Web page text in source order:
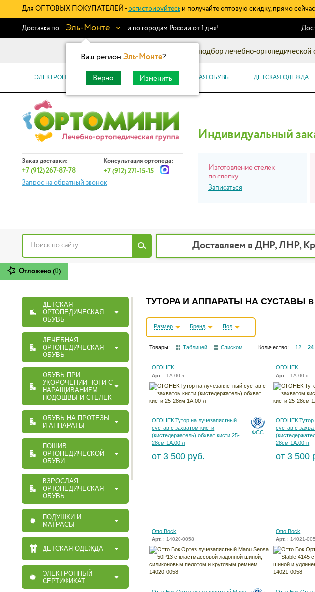
Для ОПТОВЫХ ПОКУПАТЕЛЕЙ - регистрируйтесь и получайте оптовую скидку, прямо
Доставка по Эль-Монте
Ваш регион Эль-Монте?
Верно Изменить
и по городам России от 1 дня!
Информационный каталог: подбор лечебно-
ЭЛЕКТРОННЫЕ СЕРТИФИКАТЫ ОРТОПЕДИЧЕСКАЯ ОБУВЬ ДЕТСКАЯ ОДЕЖДА
Заказ доставки:
+7 (912) 267-87-78
Консультация ортопеда:
+7 (912) 271-15-15
Запрос на обратный звонок
Индивидуальный
Изготовление стелек
по слепку
Записаться
Доставляем в ДНР, ЛНР,
Отложено (0)
ДЕТСКАЯ
ОРТОПЕДИЧЕСКАЯ
ОБУВЬ
ЛЕЧЕБНАЯ
ОРТОПЕДИЧЕСКАЯ
ОБУВЬ
ОБУВЬ ПРИ
УКОРОЧЕНИИ НОГИ С
НАРАЩИВАНИЕМ
ПОДОШВЫ И СТЕЛЕК
ОБУВЬ НА ПРОТЕЗЫ
И АППАРАТЫ
ПОШИВ
ОРТОПЕДИЧЕСКОЙ
ОБУВИ
ВЗРОСЛАЯ
ОРТОПЕДИЧЕСКАЯ
ОБУВЬ
ПОДУШКИ И
МАТРАСЫ
ДЕТСКАЯ ОДЕЖДА
ЭЛЕКТРОННЫЙ
СЕРТИФИКАТ
ТУТОРА И АППАРАТЫ НА СУСТАВЫ в
Размер Бренд Пол
Товары: Таблицей Списком Количество: 12 24
ОГОНЕК
Арт. : 1А.00-л
ФСС
ОГОНЕК Тутор на лучезапястный
сустав с захватом кисти
(кистедержатель) обхват кисти 25-
28см 1А.00-л
от 3 500 руб.
ОГОНЕК
Арт. : 1А.00-п
ОГОНЕК Тутор
сустав с
28см 1А.00-п
от 3 500
Otto Bock
Арт. : 14020-0058
Otto Bock
Арт. : 14021-